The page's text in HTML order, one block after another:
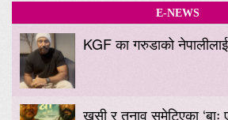
E-NEWS
KGF का गरुडाको
खुसी र तनाव समेटिएका ‘बाः